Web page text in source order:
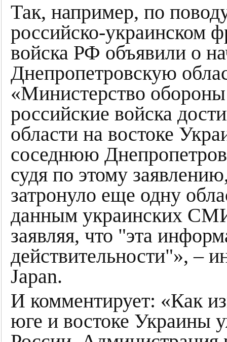
Так, например, по
российско-украинском
войска РФ объявили о
Днепропетровскую
«Министерство
российские войска
области на востоке
соседнюю
судя по этому
затронуло еще одну
данным украинских
заявляя, что "эта
действительности"», –
Japan.
И комментирует: «Как
юге и востоке Украины